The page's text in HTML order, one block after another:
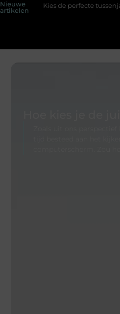
Nieuwe
artikelen
perfecte tussenjas voor heren